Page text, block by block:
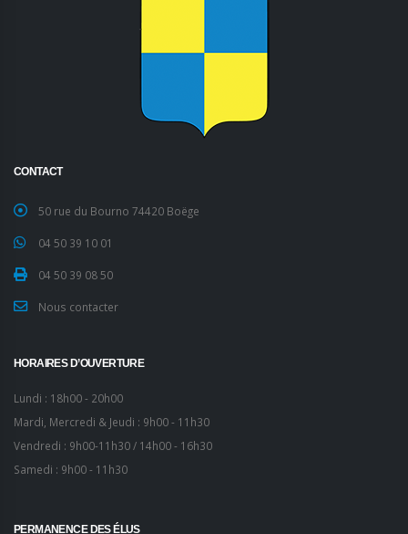
CONTACT
50 rue du Bourno 74420 Boëge
04 50 39 10 01
04 50 39 08 50
Nous contacter
HORAIRES D’OUVERTURE
Lundi : 18h00 - 20h00
Mardi, Mercredi & Jeudi : 9h00 - 11h30
Vendredi : 9h00-11h30 / 14h00 - 16h30
Samedi : 9h00 - 11h30
PERMANENCE DES ÉLUS